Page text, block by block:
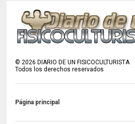
©2026 DIARIO DE UN FISICOCULTURISTA
Todos los derechos reservados
Página principal